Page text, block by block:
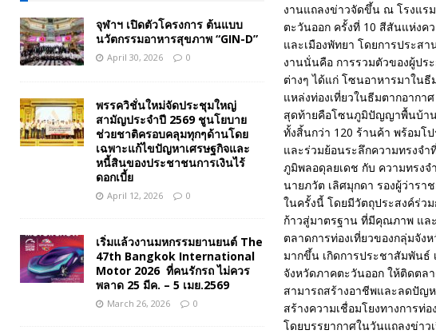
งานแถลงข่าวจัดขึ้น ณ โรงแร
ตะวันออก ครั้งที่ 10 สีสันแห่งค
และเมืองพัทยา โดยการประส
งานนั่นคือ การรวมตัวของผู้ปร
ต่างๆ ได้แก่ โซนอาหารมาใน
แหล่งท่องเที่ยวในธีมตากอาก
สุดท้ายคือโซนภูมิปัญญาพื้นบ้า
ทั้งสิ้นกว่า 120 ร้านค้า พร้อมโ
และร่วมย้อนระลึกความทรงจ
ภูมิพลอดุลยเดช กับ ความทรงจ
นายภวัต เลิศมุกดา รองผู้ว่ารา
ในครั้งนี้ โดยมีวัตถุประสงค์ร่ว
ก้าวสู่มาตรฐาน ที่มีคุณภาพ แล
ตลาดการท่องเที่ยวของกลุ่มจัง
มากขึ้น เกิดการประชาสัมพันธ์
จังหวัดภาคตะวันออก ให้ติดตล
สามารถสร้างอาชีพและลดปัญ
สร้างความเชื่อมโยงทางการท่
โดยบรรยากาศในวันแถลงข่าว
จุฬาฯ เปิดตัวโครงการ ต้นแบบ
นวัตกรรมอาหารสุขภาพ “GIN-D”
April 30, 2026 0
พรรควิชั่นใหม่จัดประชุมใหญ่
สามัญประจำปี 2569 ชูนโยบาย
ช่วยชาติครอบคลุมทุกๆด้านโดย
เฉพาะแก้ไขปัญหาเศรษฐกิจและ
หนี้สินของประชาชนการเงินไร้
ดอกเบี้ย
April 12, 2026 0
เริ่มแล้วงานมหกรรมยานยนต์ The
47th Bangkok International
Motor 2026 ที่คนรักรถ ไม่ควร
พลาด 25 มีค. – 5 เมย.2569
March 26, 2026 0